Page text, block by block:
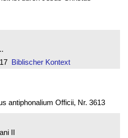
Biblischer Kontext
antiphonalium Officii, Nr. 3613
II